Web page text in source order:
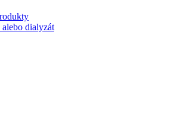
dialyzát